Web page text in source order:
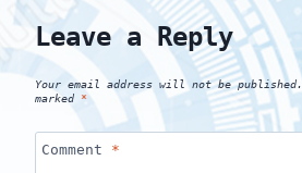
Leave a Reply
Your email address will not be published.
marked *
Comment *